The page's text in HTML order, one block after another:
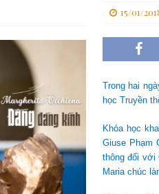
Kitô giáo–Khổng giáo: Cùng nhau
phong Chân phước cho Cha Elia
– Công Báo Ban Tổng Cố Vấn Số 448:
15/01/
Trong hai
học Truyền
Khóa học
Giuse Phạm
thông đối với
Maria chúc